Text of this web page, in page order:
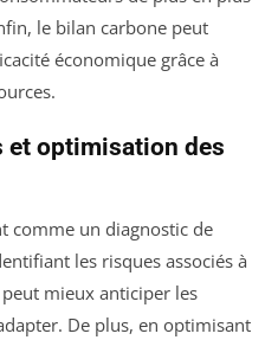
le bilan carbone peut
économique grâce à
et optimisation des
comme un diagnostic de
les risques associés à
mieux anticiper les
De plus, en optimisant